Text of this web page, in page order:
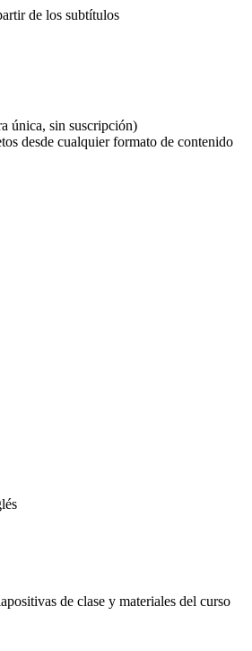
de los subtítulos
única, sin suscripción)
desde cualquier formato de contenido
de clase y materiales del curso